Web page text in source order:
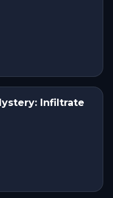
Infiltrate